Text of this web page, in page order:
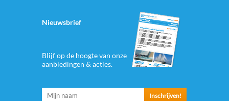
Nieuwsbrief
Blijf op de hoogte van onze
aanbiedingen & acties.